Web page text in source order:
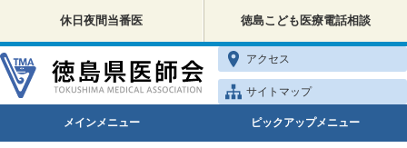
休日夜間当番医 徳島こども医療電話相談
アクセス
サイトマップ
メインメニュー ピックアップメニュー